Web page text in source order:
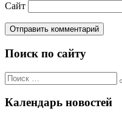
Сайт
Поиск по сайту
Поиск
по:
Календарь новостей